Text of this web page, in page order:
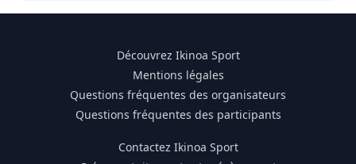
Découvrez Ikinoa Sport
Mentions légales
Questions fréquentes des organisateurs
Questions fréquentes des participants
Contactez Ikinoa Sport